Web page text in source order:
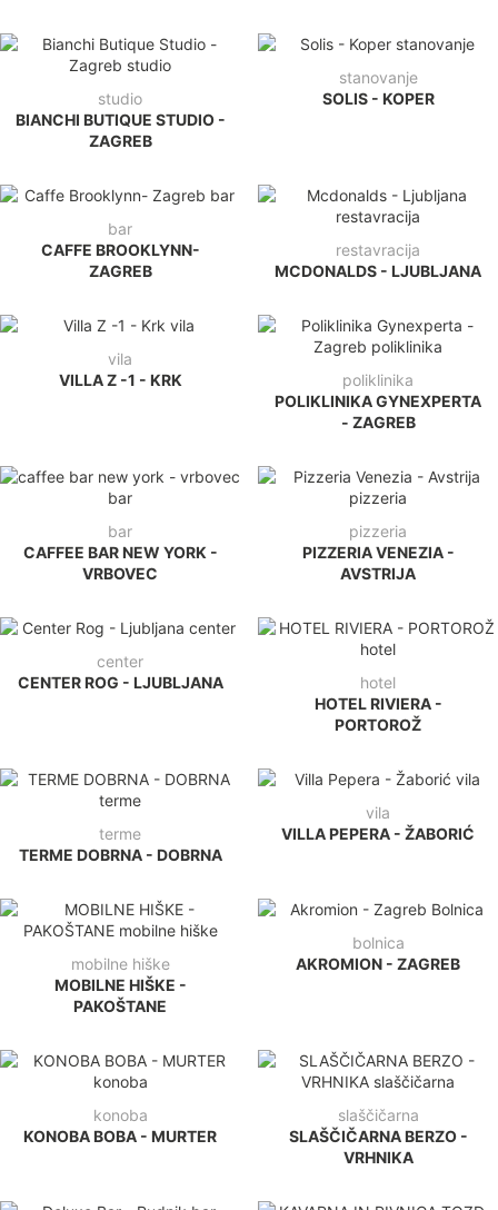
studio
BIANCHI BUTIQUE STUDIO -
ZAGREB
stanovanje
SOLIS - KOPER
bar
CAFFE BROOKLYNN-
ZAGREB
restavracija
MCDONALDS - LJUBLJANA
vila
VILLA Z -1 - KRK
poliklinika
POLIKLINIKA GYNEXPERTA
- ZAGREB
bar
CAFFEE BAR NEW YORK -
VRBOVEC
pizzeria
PIZZERIA VENEZIA -
AVSTRIJA
center
CENTER ROG - LJUBLJANA
hotel
HOTEL RIVIERA -
PORTOROŽ
terme
TERME DOBRNA - DOBRNA
vila
VILLA PEPERA - ŽABORIĆ
mobilne hiške
MOBILNE HIŠKE -
PAKOŠTANE
bolnica
AKROMION - ZAGREB
konoba
KONOBA BOBA - MURTER
slaščičarna
SLAŠČIČARNA BERZO -
VRHNIKA